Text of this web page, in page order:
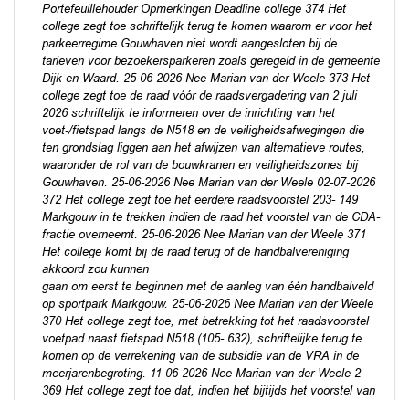
Portefeuillehouder Opmerkingen Deadline college 374 Het
college zegt toe schriftelijk terug te komen waarom er voor het
parkeerregime Gouwhaven niet wordt aangesloten bij de
tarieven voor bezoekersparkeren zoals geregeld in de gemeente
Dijk en Waard. 25-06-2026 Nee Marian van der Weele 373 Het
college zegt toe de raad vóór de raadsvergadering van 2 juli
2026 schriftelijk te informeren over de inrichting van het
voet-/fietspad langs de N518 en de veiligheidsafwegingen die
ten grondslag liggen aan het afwijzen van alternatieve routes,
waaronder de rol van de bouwkranen en veiligheidszones bij
Gouwhaven. 25-06-2026 Nee Marian van der Weele 02-07-2026
372 Het college zegt toe het eerdere raadsvoorstel 203- 149
Markgouw in te trekken indien de raad het voorstel van de CDA-
fractie overneemt. 25-06-2026 Nee Marian van der Weele 371
Het college komt bij de raad terug of de handbalvereniging
akkoord zou kunnen
gaan om eerst te beginnen met de aanleg van één handbalveld
op sportpark Markgouw. 25-06-2026 Nee Marian van der Weele
370 Het college zegt toe, met betrekking tot het raadsvoorstel
voetpad naast fietspad N518 (105- 632), schriftelijke terug te
komen op de verrekening van de subsidie van de VRA in de
meerjarenbegroting. 11-06-2026 Nee Marian van der Weele 2
369 Het college zegt toe dat, indien het bijtijds het voorstel van